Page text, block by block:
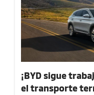
¡BYD sigue
el transporte